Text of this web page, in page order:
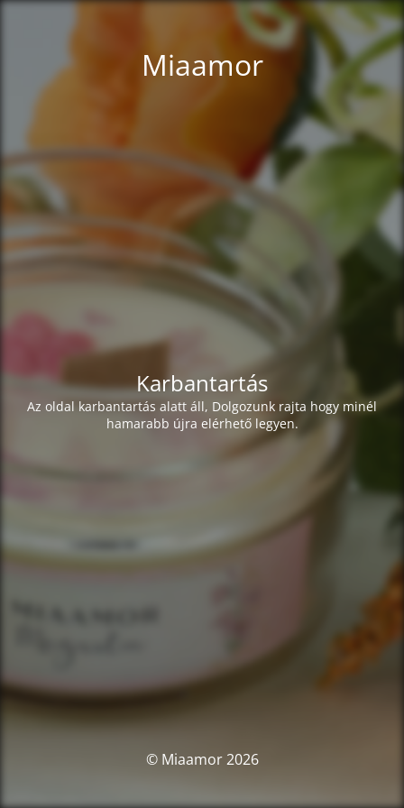
Miaamor
Karbantartás
Az oldal karbantartás alatt áll, Dolgozunk rajta hogy minél
hamarabb újra elérhető legyen.
© Miaamor 2026